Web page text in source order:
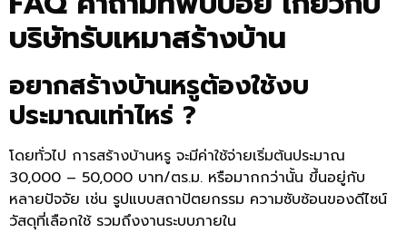
บริษัทรับเหมาสร้างบ้าน
อยากสร้างบ้านหรูต้องใช้งบ
ประมาณเท่าไหร่ ?
โดยทั่วไป การสร้างบ้านหรู จะมีค่าใช้จ่ายเริ่มต้นประมาณ
30,000 – 50,000 บาท/ตร.ม. หรือมากกว่านั้น ขึ้นอยู่กับ
หลายปัจจัย เช่น รูปแบบสถาปัตยกรรม ความซับซ้อนของดีไซน์
วัสดุที่เลือกใช้ รวมถึงงานระบบภายใน